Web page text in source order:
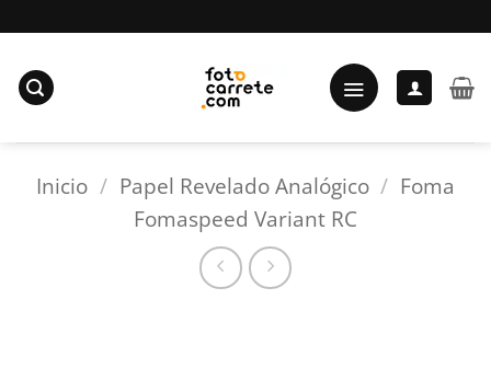
al
contenido
Inicio / Papel Revelado Analógico / Foma
Fomaspeed Variant RC